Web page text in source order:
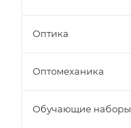
Оптика
Оптомеханика
Обучающие наборы